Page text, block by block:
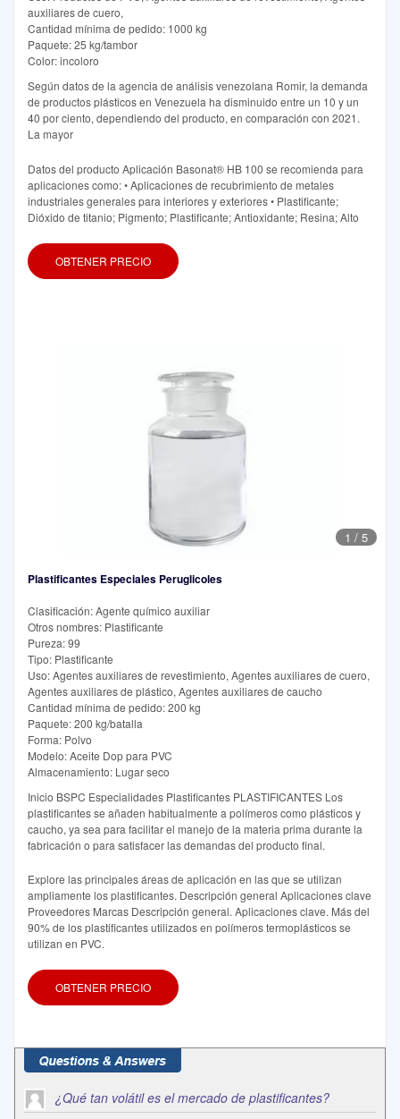
auxiliares de cuero,
Cantidad mínima de pedido: 1000 kg
Paquete: 25 kg/tambor
Color: incoloro
Según datos de la agencia de análisis venezolana Romir, la demanda
de productos plásticos en Venezuela ha disminuido entre un 10 y un
40 por ciento, dependiendo del producto, en comparación con 2021.
La mayor
Datos del producto Aplicación Basonat® HB 100 se recomienda para
aplicaciones como: • Aplicaciones de recubrimiento de metales
industriales generales para interiores y exteriores • Plastificante;
Dióxido de titanio; Pigmento; Plastificante; Antioxidante; Resina; Alto
OBTENER PRECIO
1 / 5
Plastificantes Especiales Peruglicoles
Clasificación: Agente químico auxiliar
Otros nombres: Plastificante
Pureza: 99
Tipo: Plastificante
Uso: Agentes auxiliares de revestimiento, Agentes auxiliares de cuero,
Agentes auxiliares de plástico, Agentes auxiliares de caucho
Cantidad mínima de pedido: 200 kg
Paquete: 200 kg/batalla
Forma: Polvo
Modelo: Aceite Dop para PVC
Almacenamiento: Lugar seco
Inicio BSPC Especialidades Plastificantes PLASTIFICANTES Los
plastificantes se añaden habitualmente a polímeros como plásticos y
caucho, ya sea para facilitar el manejo de la materia prima durante la
fabricación o para satisfacer las demandas del producto final.
Explore las principales áreas de aplicación en las que se utilizan
ampliamente los plastificantes. Descripción general Aplicaciones clave
Proveedores Marcas Descripción general. Aplicaciones clave. Más del
90% de los plastificantes utilizados en polímeros termoplásticos se
utilizan en PVC.
OBTENER PRECIO
¿Qué tan volátil es el mercado de plastificantes?